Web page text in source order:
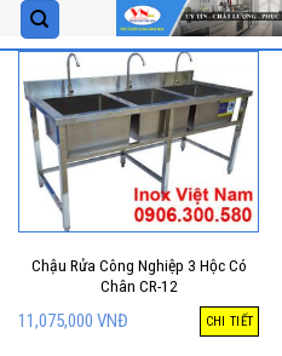
Skip
to
content
Chậu Rửa Công Nghiệp 3 Hộc Có
Chân CR-12
11,075,000 VNĐ CHI TIẾT